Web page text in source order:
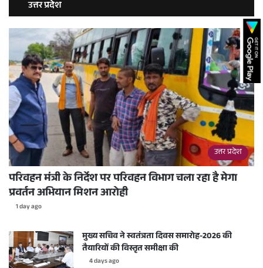
उत्तर प्रदेश
उत्तर प्रदेश
परिवहन मंत्री के निर्देश पर परिवहन विभाग चला रहा है मेगा
प्रवर्तन अभियान मिशन आरोही
1 day ago
मुख्य सचिव ने स्वतंत्रता दिवस समारोह-2026 की
तैयारियों की विस्तृत समीक्षा की
4 days ago